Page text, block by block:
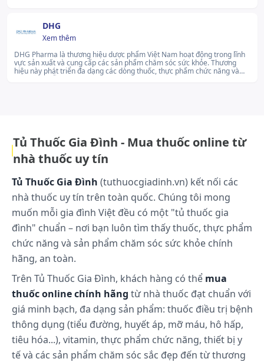
Tác dụng phụ có thể gặp:
Chưa có thông tin
Những lưu ý khi sử dụng:
trực tiếp, tránh xa tầm tay của trẻ em
DHG
Xem thêm
DHG Pharma là thương hiệu dược phẩm Việt Nam hoạt động trong lĩnh
vực sản xuất và cung cấp các sản phẩm chăm sóc sức khỏe. Thương
hiệu này phát triển đa dạng các dòng thuốc, thực phẩm chức năng và
Tủ Thuốc Gia Đình - Mua thuốc online từ
nhà thuốc uy tín
Tủ Thuốc Gia Đình (tuthuocgiadinh.vn) kết nối các
nhà thuốc uy tín trên toàn quốc. Chúng tôi mong
muốn mỗi gia đình Việt đều có một "tủ thuốc gia
đình" chuẩn – nơi bạn luôn tìm thấy thuốc, thực phẩm
chức năng và sản phẩm chăm sóc sức khỏe chính
hãng, an toàn.
Trên Tủ Thuốc Gia Đình, khách hàng có thể mua
thuốc online chính hãng từ nhà thuốc đạt chuẩn với
giá minh bạch, đa dạng sản phẩm: thuốc điều trị bệnh
thông dụng (tiểu đường, huyết áp, mỡ máu, hô hấp,
tiêu hóa...), vitamin, thực phẩm chức năng, thiết bị y
tế và các sản phẩm chăm sóc sắc đẹp đến từ thương